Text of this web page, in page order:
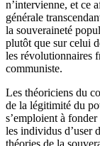
n’intervienne, et ce
générale
la souveraineté
plutôt que sur celui
les révolutionnaires
communiste.
Les théoriciens du
de la légitimité du
s’emploient à
les individus d’user
théories de la